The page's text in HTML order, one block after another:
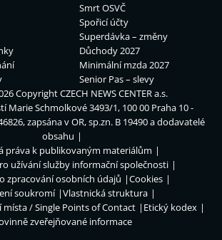
Smrt OSVČ
Spořicí účty
Superdávka – změny
Důchody 2027
Minimální mzda 2027
Senior Pas – slevy
CopyrightCZECH NEWS CENTER a.s.
Marie Schmolkové 3493/1, 100 00 Praha 10 -
zapsána v OR, sp.zn. B 19490 a dodavatelé
obsahu
práva k publikovaným materiálům
užívání služby informační společnosti
zpracování osobních údajů
Cookies
soukromí
Vlastnická struktura
/ Single Points of Contact
Etický kodex
zveřejňované informace